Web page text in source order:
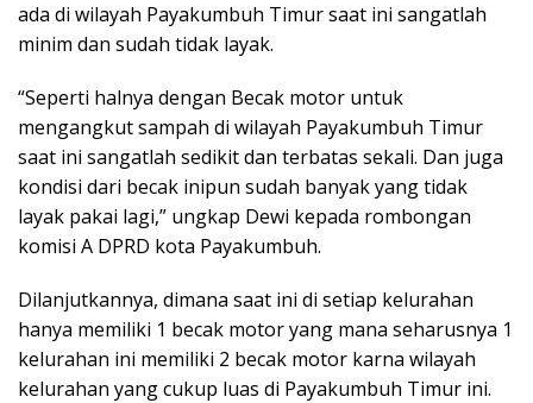
ada di wilayah Payakumbuh Timur saat ini sangatlah
minim dan sudah tidak layak.
“Seperti halnya dengan Becak motor untuk
mengangkut sampah di wilayah Payakumbuh Timur
saat ini sangatlah sedikit dan terbatas sekali. Dan juga
kondisi dari becak inipun sudah banyak yang tidak
layak pakai lagi,” ungkap Dewi kepada rombongan
komisi A DPRD kota Payakumbuh.
Dilanjutkannya, dimana saat ini di setiap kelurahan
hanya memiliki 1 becak motor yang mana seharusnya 1
kelurahan ini memiliki 2 becak motor karna wilayah
kelurahan yang cukup luas di Payakumbuh Timur ini.